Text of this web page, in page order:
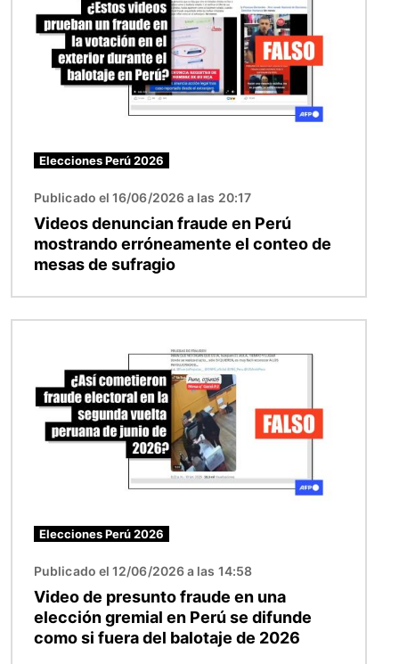
Elecciones Perú 2026
Publicado el 16/06/2026 a las 20:17
Videos denuncian fraude en Perú
mostrando erróneamente el conteo de
mesas de sufragio
Elecciones Perú 2026
Publicado el 12/06/2026 a las 14:58
Video de presunto fraude en una
elección gremial en Perú se difunde
como si fuera del balotaje de 2026